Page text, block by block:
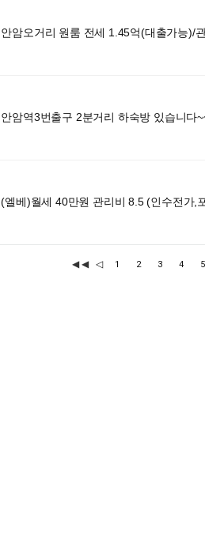
안암오거리 원룸 전세 1.45억(대출가능)/
안암역3번출구 2분거리 하숙방 있습니다
(엘베)월세 40만원 관리비 8.5 (인수전가,
◀◀ ◁ 1 2 3 4